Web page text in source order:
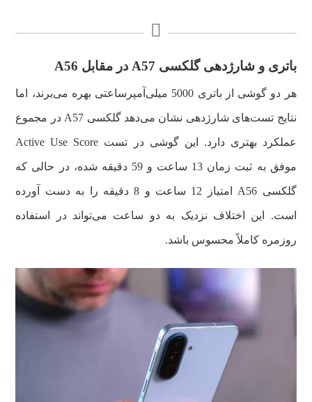
باتری و شارژدهی گلکسی A57 در مقابل A56
هر دو گوشی از باتری 5000 میلی‌آمپرساعتی بهره می‌برند، اما
نتایج تست‌های شارژدهی نشان می‌دهد گلکسی A57 در مجموع
عملکرد بهتری دارد. این گوشی در تست Active Use Score
موفق به ثبت زمان 13 ساعت و 59 دقیقه شده، در حالی که
گلکسی A56 امتیاز 12 ساعت و 8 دقیقه را به دست آورده
است. این اختلاف نزدیک به دو ساعت می‌تواند در استفاده
روزمره کاملاً محسوس باشد.